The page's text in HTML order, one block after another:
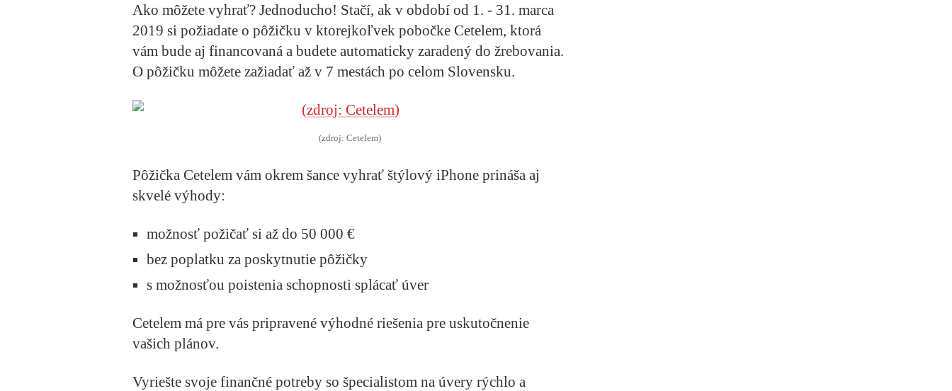
Ako môžete vyhrať? Jednoducho! Stačí, ak v období od 1. - 31. marca
2019 si požiadate o pôžičku v ktorejkoľvek pobočke Cetelem, ktorá
vám bude aj financovaná a budete automaticky zaradený do žrebovania.
O pôžičku môžete zažiadať až v 7 mestách po celom Slovensku.
(zdroj: Cetelem)
Pôžička Cetelem vám okrem šance vyhrať štýlový iPhone prináša aj
skvelé výhody:
možnosť požičať si až do 50 000 €
bez poplatku za poskytnutie pôžičky
s možnosťou poistenia schopnosti splácať úver
Cetelem má pre vás pripravené výhodné riešenia pre uskutočnenie
vašich plánov.
Vyriešte svoje finančné potreby so špecialistom na úvery rýchlo a